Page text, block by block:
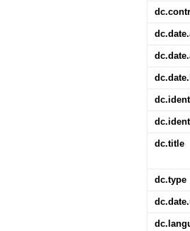
dc.title
dc.type